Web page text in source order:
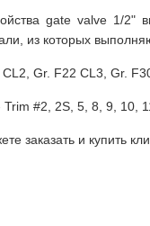
gate valve 1/2"
из которых
Gr. F22 CL3, Gr.
#2, 2S, 5, 8, 9, 10,
заказать и купить